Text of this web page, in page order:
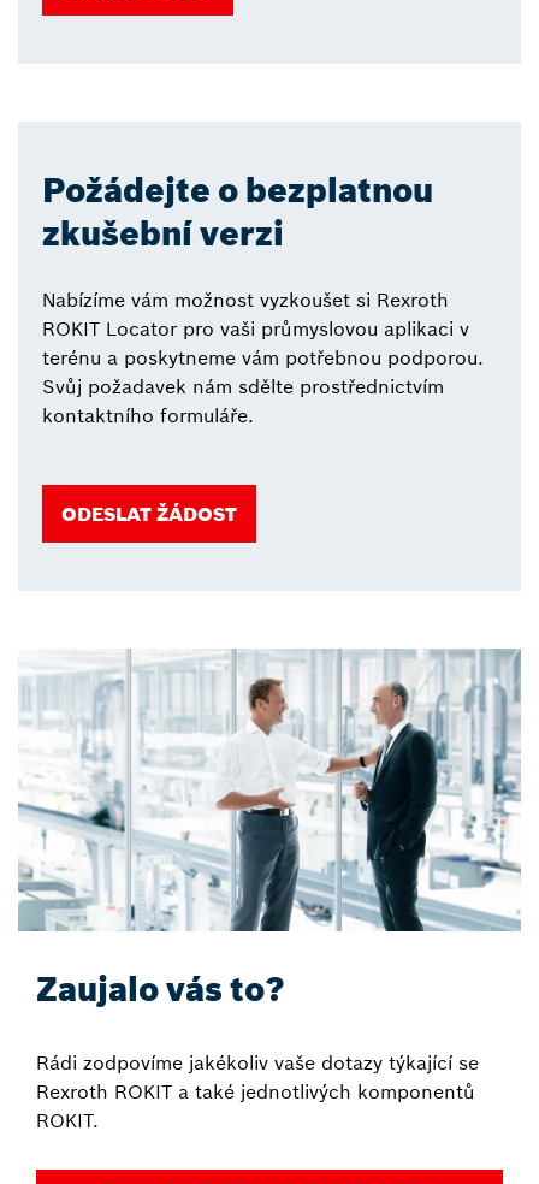
Požádejte o bezplatnou
zkušební verzi
Nabízíme vám možnost vyzkoušet si Rexroth
ROKIT Locator pro vaši průmyslovou aplikaci v
terénu a poskytneme vám potřebnou podporou.
Svůj požadavek nám sdělte prostřednictvím
kontaktního formuláře.
ODESLAT ŽÁDOST
Zaujalo vás to?
Rádi zodpovíme jakékoliv vaše dotazy týkající se
Rexroth ROKIT a také jednotlivých komponentů
ROKIT.